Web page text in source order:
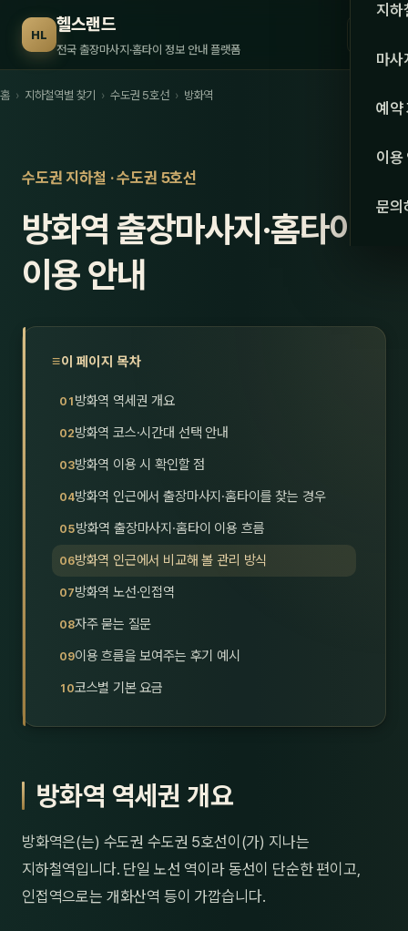
HL 헬스랜드
전국 출장마사지·홈타이 정보 안내 플랫폼 서울
강원·
강원
충북
울산
지하
마사
관리
스
24
예약
이용
문의
홈 › 지하철역별 찾기 › 수도권 5호선 › 방화역
수도권 지하철 · 수도권 5호선
방화역 출장마사지·홈타이
이용 안내
이 페이지 목차
방화역 역세권 개요
방화역 코스·시간대 선택 안내
방화역 이용 시 확인할 점
방화역 인근에서 출장마사지·홈타이를 찾는 경우
방화역 출장마사지·홈타이 이용 흐름
방화역 인근에서 비교해 볼 관리 방식
방화역 노선·인접역
자주 묻는 질문
이용 흐름을 보여주는 후기 예시
코스별 기본 요금
방화역 역세권 개요
방화역은(는) 수도권 수도권 5호선이(가) 지나는
지하철역입니다. 단일 노선 역이라 동선이 단순한 편이고,
인접역으로는 개화산역 등이 가깝습니다.